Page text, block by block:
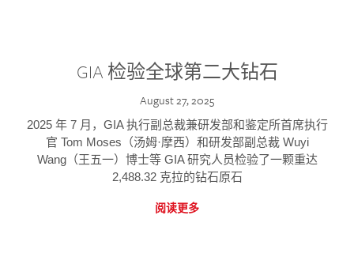
GIA 检验全球第二大钻石
August 27, 2025
2025 年 7 月，GIA 执行副总裁兼研发部和鉴定所首席执行
官 Tom Moses（汤姆·摩西）和研发部副总裁 Wuyi
Wang（王五一）博士等 GIA 研究人员检验了一颗重达
2,488.32 克拉的钻石原石
阅读更多